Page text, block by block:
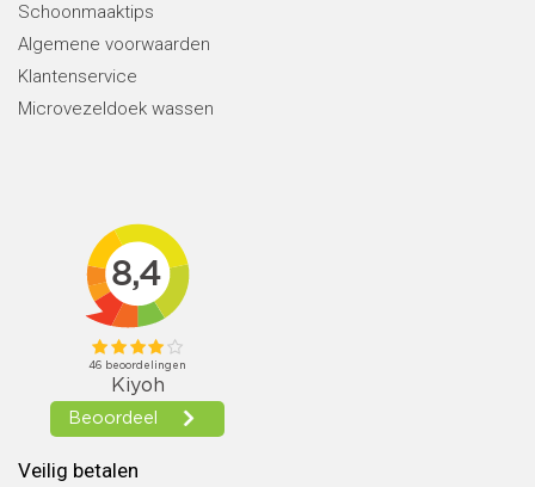
Schoonmaaktips
Algemene voorwaarden
Klantenservice
Microvezeldoek wassen
Veilig betalen